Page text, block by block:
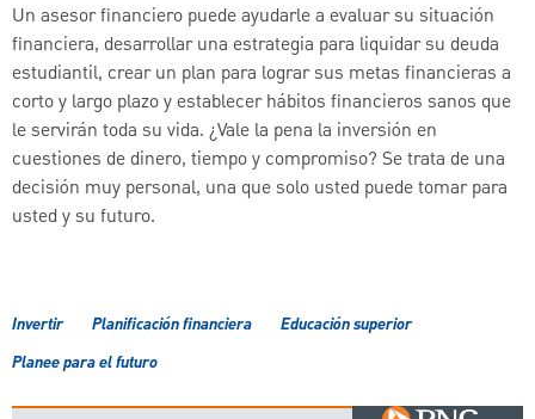
Un asesor financiero puede ayudarle a evaluar su situación
financiera, desarrollar una estrategia para liquidar su deuda
estudiantil, crear un plan para lograr sus metas financieras a
corto y largo plazo y establecer hábitos financieros sanos que
le servirán toda su vida. ¿Vale la pena la inversión en
cuestiones de dinero, tiempo y compromiso? Se trata de una
decisión muy personal, una que solo usted puede tomar para
usted y su futuro.
Invertir Planificación financiera
Educación superior
Planee para el futuro